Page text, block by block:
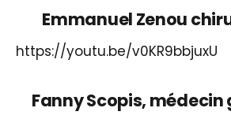
Emmanuel Zenou
https://youtu.be/v0KR9bbjuxU
Fanny Scopis,